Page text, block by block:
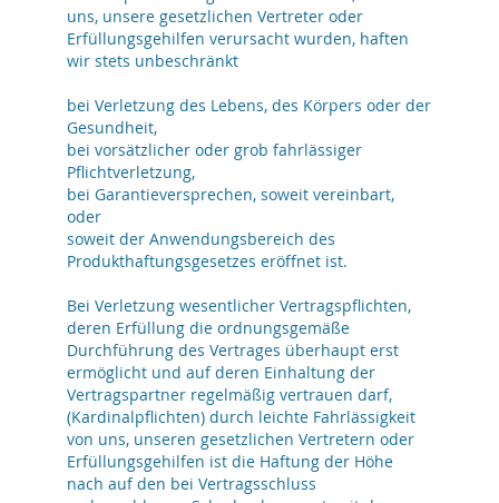
uns, unsere gesetzlichen Vertreter oder
Erfüllungsgehilfen verursacht wurden, haften
wir stets unbeschränkt
bei Verletzung des Lebens, des Körpers oder der
Gesundheit,
bei vorsätzlicher oder grob fahrlässiger
Pflichtverletzung,
bei Garantieversprechen, soweit vereinbart,
oder
soweit der Anwendungsbereich des
Produkthaftungsgesetzes eröffnet ist.
Bei Verletzung wesentlicher Vertragspflichten,
deren Erfüllung die ordnungsgemäße
Durchführung des Vertrages überhaupt erst
ermöglicht und auf deren Einhaltung der
Vertragspartner regelmäßig vertrauen darf,
(Kardinalpflichten) durch leichte Fahrlässigkeit
von uns, unseren gesetzlichen Vertretern oder
Erfüllungsgehilfen ist die Haftung der Höhe
nach auf den bei Vertragsschluss